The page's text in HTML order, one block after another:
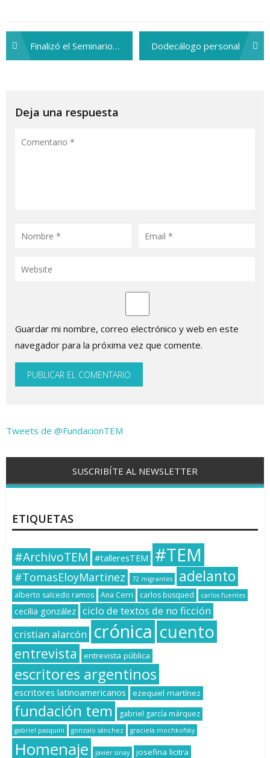
Navegación
entradas
Finalizó el Seminario “Contar la historia” a cargo de Roberto Herrscher Dodecálogo personal
Deja una respuesta
Guardar mi nombre, correo electrónico y web en este
navegador para la próxima vez que comente.
Tweets de @FundacionTEM
SUSCRIBÍTE AL NEWSLETTER
ETIQUETAS
#ArchivoTEM #talleresTEM #TEM
#TomasEloyMartinez 72 migrantes adelanto
alberto salcedo ramos Ana Cerri carlos busqued carlos fuentes
cecilia gonzález ciclo de textos de no ficción
cristian alarcón
crónica cuento
entrevista entrevista pública
escritores argentinos
escritores latinoamericanos ezequiel martínez
fundación tem gabriel garcía márquez
gabriel pasquini gonzalo sánchez graciela mochkofsky
Homenaje javier sinay josefina licitra